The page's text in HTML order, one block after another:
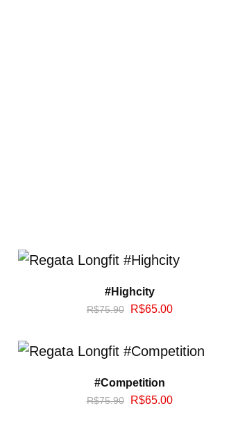
#Highcity
R$75.90 R$65.00
#Competition
R$75.90 R$65.00